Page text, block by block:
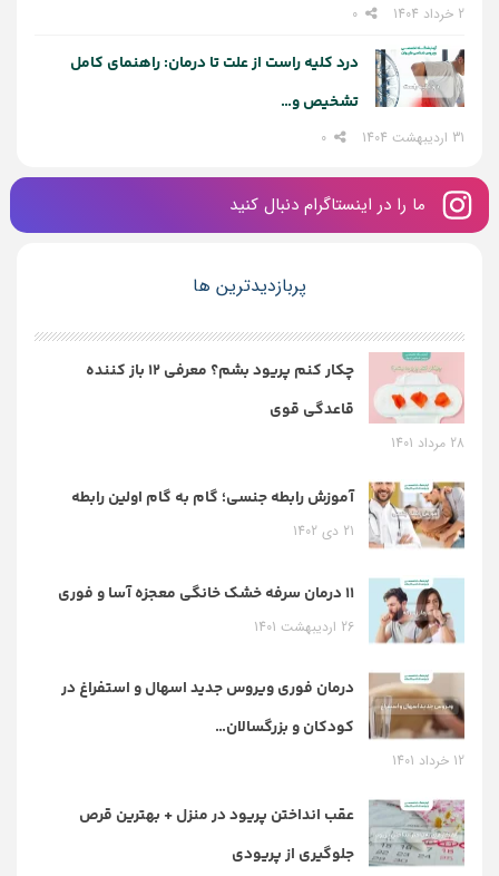
2 خرداد 1404
درد کلیه راست از علت تا درمان: راهنمای کامل
تشخیص و…
31 اردیبهشت 1404
ما را در اینستاگرام دنبال کنید
پربازدیدترین ها
چکار کنم پریود بشم؟ معرفی 12 باز کننده
قاعدگی قوی
28 مرداد 1401
آموزش رابطه جنسی؛ گام به گام اولین رابطه
21 دی 1402
11 درمان سرفه خشک خانگی معجزه آسا و فوری
26 اردیبهشت 1401
درمان فوری ویروس جدید اسهال و استفراغ در
کودکان و بزرگسالان…
12 خرداد 1401
عقب انداختن پریود در منزل + بهترین قرص
جلوگیری از پریودی